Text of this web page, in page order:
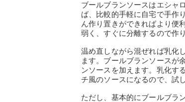
ブールブランソースはエシャ
ば、比較的手軽に自宅で手作
ん作り置きができればより便
弱く、すぐに分離するので作
温め直しながら混ぜれば乳化
ます。ブールブランソースが
ンソースを加えます。乳化す
チ風のソースになるので、試
ただし、基本的にブールブラ